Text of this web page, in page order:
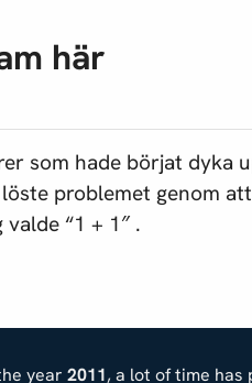
här
som hade börjat dyka
problemet genom
“1 + 1″ .
year 2011, a lot of time has